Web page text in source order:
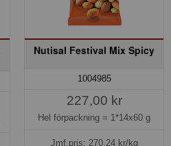
Nutisal Festival Mix Spicy
1004985
227,00 kr
Hel förpackning = 1*14x60 g
Jmf.pris: 270,24kr/kg